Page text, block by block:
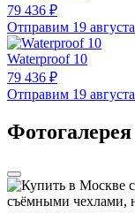
79 436 ₽
Отправим 19 августа
Waterproof 10
79 436 ₽
Отправим 19 августа
Фотогалерея